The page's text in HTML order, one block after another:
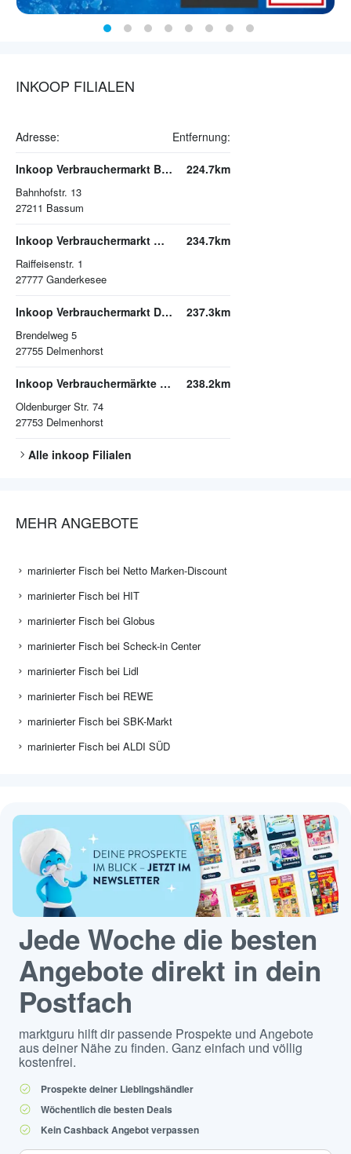
INKOOP FILIALEN
Adresse: Entfernung:
Inkoop Verbrauchermarkt Bassum
Bahnhofstr. 13
27211 Bassum
224.7km
Inkoop Verbrauchermarkt Ganderkesee
Raiffeisenstr. 1
27777 Ganderkesee
234.7km
Inkoop Verbrauchermarkt Delmenhorst
Brendelweg 5
27755 Delmenhorst
237.3km
Inkoop Verbrauchermärkte GmbH Delmenhorst
Oldenburger Str. 74
27753 Delmenhorst
238.2km
Alle inkoop Filialen
MEHR ANGEBOTE
marinierter Fisch bei Netto Marken-Discount
marinierter Fisch bei HIT
marinierter Fisch bei Globus
marinierter Fisch bei Scheck-in Center
marinierter Fisch bei Lidl
marinierter Fisch bei REWE
marinierter Fisch bei SBK-Markt
marinierter Fisch bei ALDI SÜD
Jede Woche die besten
Angebote direkt in dein
Postfach
marktguru hilft dir passende Prospekte und Angebote
aus deiner Nähe zu finden. Ganz einfach und völlig
kostenfrei.
Prospekte deiner Lieblingshändler
Wöchentlich die besten Deals
Kein Cashback Angebot verpassen